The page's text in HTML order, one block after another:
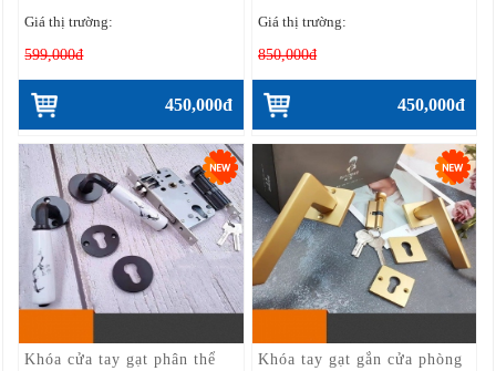
Giá thị trường:
599,000đ
450,000đ
Giá thị trường:
850,000đ
450,000đ
Khóa cửa tay gạt phân thể
Khóa tay gạt gắn cửa phòng